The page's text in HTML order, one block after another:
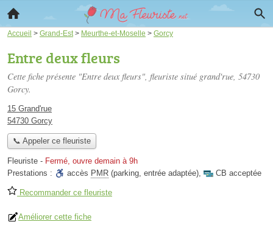
Accueil > Grand-Est > Meurthe-et-Moselle > Gorcy
Entre deux fleurs
Cette fiche présente "Entre deux fleurs", fleuriste situé grand'rue, 54730
Gorcy.
15 Grand'rue
54730 Gorcy
📞 Appeler ce fleuriste
Fleuriste - Fermé, ouvre demain à 9h
Prestations :
accès PMR (parking, entrée adaptée), CB acceptée
Recommander ce fleuriste
Améliorer cette fiche